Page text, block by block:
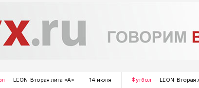
— LEON-Вторая лига «А» 14 июня Футбол — LEON-Вторая